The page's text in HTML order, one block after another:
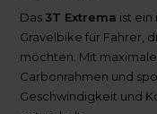
Das 3T Extrema ist
Gravelbike für Fahrer,
möchten. Mit
Carbonrahmen und
Geschwindigkeit und